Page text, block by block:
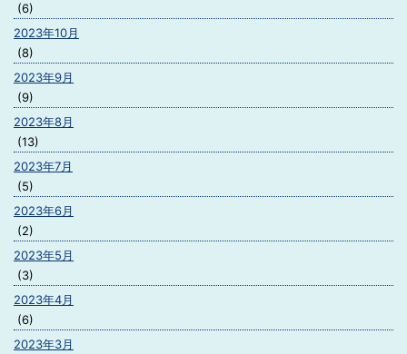
(6)
2023年10月
(8)
2023年9月
(9)
2023年8月
(13)
2023年7月
(5)
2023年6月
(2)
2023年5月
(3)
2023年4月
(6)
2023年3月